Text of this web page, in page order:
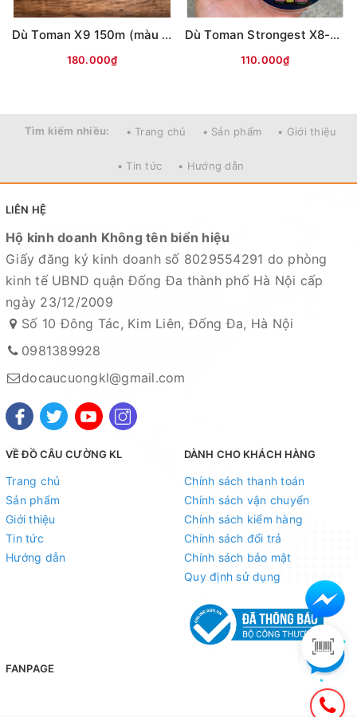
Dù Toman X9 150m (màu ĐỎ)
180.000₫
Dù Toman Strongest X8-100m (màu vàng)
110.000₫
Tìm kiếm nhiều: • Trang chủ • Sản phẩm • Giới thiệu
• Tin tức • Hướng dẫn
LIÊN HỆ
Hộ kinh doanh Không tên biển hiệu
Giấy đăng ký kinh doanh số 8029554291 do phòng
kinh tế UBND quận Đống Đa thành phố Hà Nội cấp
ngày 23/12/2009
Số 10 Đông Tác, Kim Liên, Đống Đa, Hà Nội
0981389928
docaucuongkl@gmail.com
VỀ ĐỒ CÂU CƯỜNG KL
Trang chủ
Sản phẩm
Giới thiệu
Tin tức
Hướng dẫn
DÀNH CHO KHÁCH HÀNG
Chính sách thanh toán
Chính sách vận chuyển
Chính sách kiểm hàng
Chính sách đổi trả
Chính sách bảo mật
Quy định sử dụng
FANPAGE